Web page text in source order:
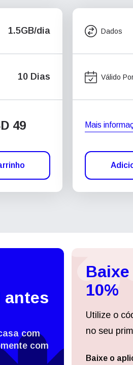
1.5GB/dia
10 Dias
49
Dados
Válido
Mais
antes
com
com
10%
Utilize o
no seu
Baixe o
Entrar ou criar conta